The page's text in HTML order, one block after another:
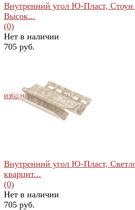
избранное сравнить
Внутренний угол Ю-Пласт, Стоун
Высок...
(0)
Нет в наличии
705 руб.
Внутренний угол Ю-Пласт,
кварцит...
(0)
Нет в наличии
705 руб.